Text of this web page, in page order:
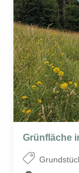
Grünfläche